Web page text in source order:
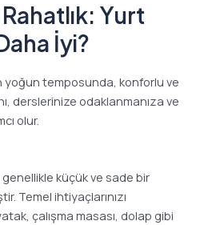
Yurt
İyi?
yoğun temposunda, konforlu ve
derslerinize odaklanmanıza ve
olur.
genellikle küçük ve sade bir
Temel ihtiyaçlarınızı
çalışma masası, dolap gibi